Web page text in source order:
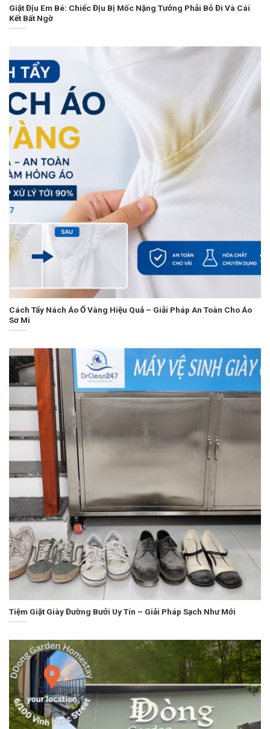
Giặt Địu Em Bé: Chiếc Địu Bị Mốc Nặng Tưởng Phải Bỏ Đi Và Cái
Kết Bất Ngờ
Cách Tẩy Nách Áo Ố Vàng Hiệu Quả – Giải Pháp An Toàn Cho Áo
Sơ Mi
Tiệm Giặt Giày Đường Bưởi Uy Tín – Giải Pháp Sạch Như Mới